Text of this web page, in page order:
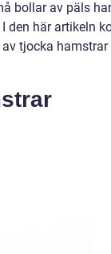
bollar av päls
den här artikeln
tjocka hamstrar